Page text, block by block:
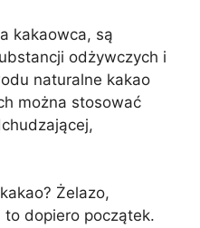
kakaowca, są
odżywczych i
naturalne kakao
można stosować
Żelazo,
dopiero początek.